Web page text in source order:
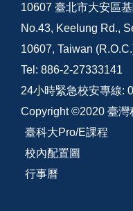
10607 臺北市大安區
No.43, Keelung Rd.,
10607, Taiwan
Tel: 886-2-27333141
24小時緊急校安專線:
Copyright ©2020 臺灣
臺科大Pro/E課程
校內配置圖
行事曆